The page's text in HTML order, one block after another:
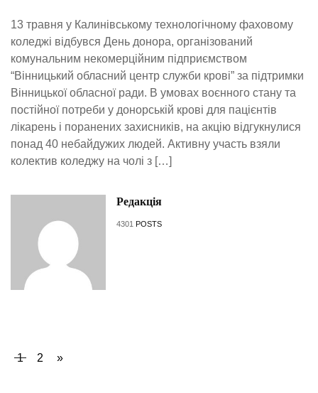
13 травня у Калинівському технологічному фаховому
коледжі відбувся День донора, організований
комунальним некомерційним підприємством
“Вінницький обласний центр служби крові” за підтримки
Вінницької обласної ради. В умовах воєнного стану та
постійної потреби у донорській крові для пацієнтів
лікарень і поранених захисників, на акцію відгукнулися
понад 40 небайдужих людей. Активну участь взяли
колектив коледжу на чолі з […]
Редакція
4301 POSTS
1 2 »